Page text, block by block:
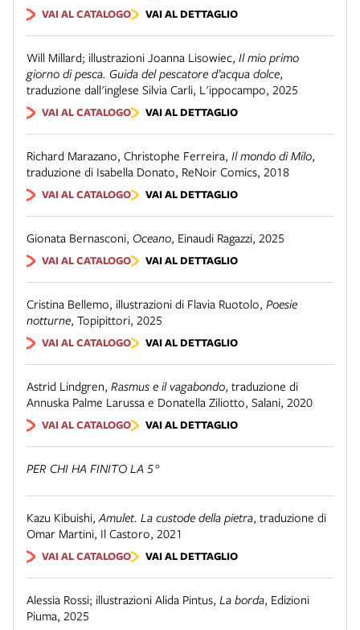
VAI AL CATALOGO VAI AL DETTAGLIO
Will Millard; illustrazioni Joanna Lisowiec, Il mio primo
giorno di pesca. Guida del pescatore d’acqua dolce,
traduzione dall'inglese Silvia Carli, L'ippocampo, 2025
VAI AL CATALOGO VAI AL DETTAGLIO
Richard Marazano, Christophe Ferreira, Il mondo di Milo,
traduzione di Isabella Donato, ReNoir Comics, 2018
VAI AL CATALOGO VAI AL DETTAGLIO
Gionata Bernasconi, Oceano, Einaudi Ragazzi, 2025
VAI AL CATALOGO VAI AL DETTAGLIO
Cristina Bellemo, illustrazioni di Flavia Ruotolo, Poesie
notturne, Topipittori, 2025
VAI AL CATALOGO VAI AL DETTAGLIO
Astrid Lindgren, Rasmus e il vagabondo, traduzione di
Annuska Palme Larussa e Donatella Ziliotto, Salani, 2020
VAI AL CATALOGO VAI AL DETTAGLIO
PER CHI HA FINITO LA 5°
Kazu Kibuishi, Amulet. La custode della pietra, traduzione di
Omar Martini, Il Castoro, 2021
VAI AL CATALOGO VAI AL DETTAGLIO
Alessia Rossi; illustrazioni Alida Pintus, La borda, Edizioni
Piuma, 2025